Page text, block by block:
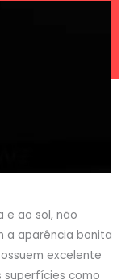
e ao sol, não
a aparência bonita
excelente
superfícies como